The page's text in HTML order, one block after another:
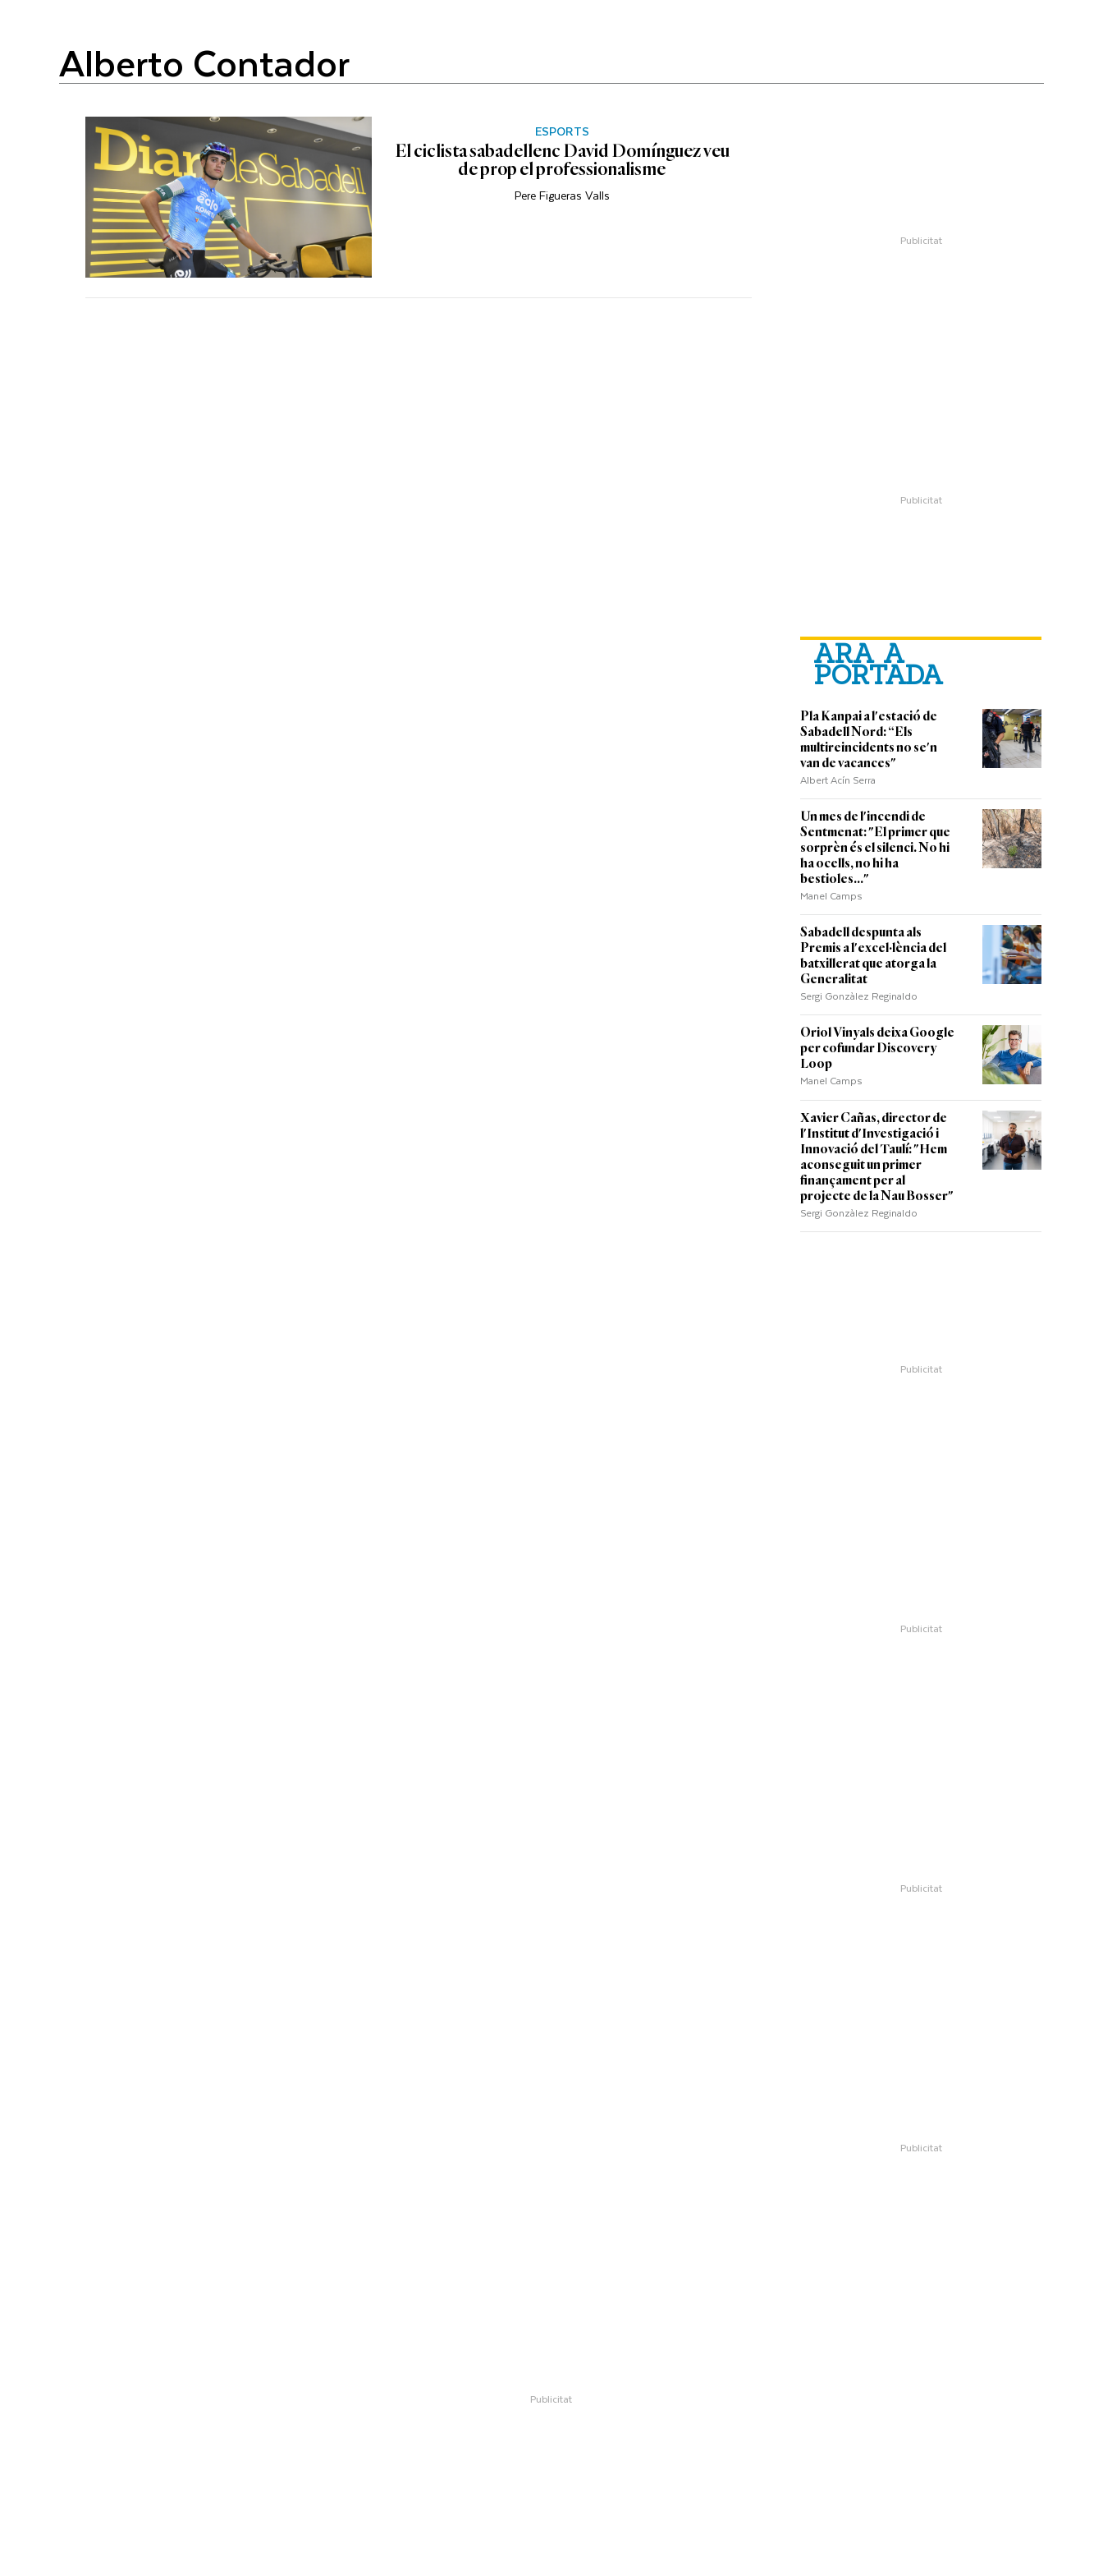
Alberto Contador
ESPORTS
El ciclista sabadellenc David Domínguez veu
de prop el professionalisme
Pere Figueras Valls
ARA A
PORTADA
Pla Kanpai a l'estació de
Sabadell Nord: “Els
multireincidents no se'n
van de vacances"
Albert Acín Serra
Un mes de l'incendi de
Sentmenat: "El primer que
sorprèn és el silenci. No hi
ha ocells, no hi ha
bestioles..."
Manel Camps
Sabadell despunta als
Premis a l'excel·lència del
batxillerat que atorga la
Generalitat
Sergi Gonzàlez Reginaldo
Oriol Vinyals deixa Google
per cofundar Discovery
Loop
Manel Camps
Xavier Cañas, director de
l'Institut d'Investigació i
Innovació del Taulí: "Hem
aconseguit un primer
finançament per al
projecte de la Nau Bosser"
Sergi Gonzàlez Reginaldo